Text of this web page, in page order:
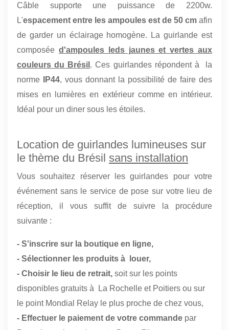
Câble supporte une puissance de 2200w.
L'espacement entre les ampoules est de 50 cm afin
de garder un éclairage homogène. La guirlande est
composée d'ampoules leds jaunes et vertes aux
couleurs du Brésil . Ces guirlandes répondent à la
norme
IP44, vous donnant la possibilité de faire des
mises en lumières en extérieur comme en intérieur.
Idéal pour un diner sous les étoiles.
Location de guirlandes lumineuses sur
le thème du Brésil sans installation
Vous souhaitez réserver les guirlandes pour votre
événement sans le service de pose sur votre lieu de
réception, il vous suffit de suivre la procédure
suivante :
- S'inscrire sur la boutique en ligne,
- Sélectionner les produits à louer,
- Choisir le lieu de retrait, soit sur les points
disponibles gratuits à La Rochelle et Poitiers ou sur
le point Mondial Relay le plus proche de chez vous,
- Effectuer le paiement de votre commande par